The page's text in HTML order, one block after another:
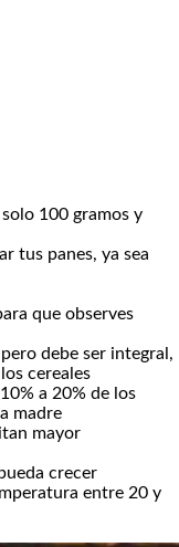
100 gramos y
tus panes, ya sea
que observes
debe ser integral,
cereales
a 20% de los
madre
mayor
crecer
entre 20 y